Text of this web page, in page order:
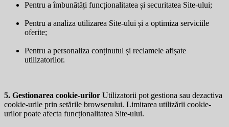
Pentru a îmbunătăți funcționalitatea și securitatea Site-ului;
Pentru a analiza utilizarea Site-ului și a optimiza serviciile
oferite;
Pentru a personaliza conținutul și reclamele afișate
utilizatorilor.
5. Gestionarea cookie-urilor Utilizatorii pot gestiona sau dezactiva
cookie-urile prin setările browserului. Limitarea utilizării cookie-
urilor poate afecta funcționalitatea Site-ului.